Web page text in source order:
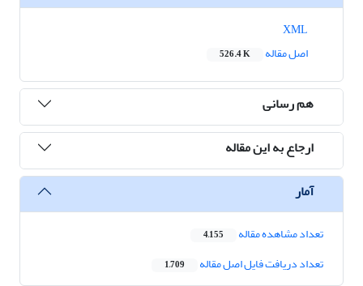
اصل مقاله
526.4 K
هم رسانی
ارجاع به این مقاله
آمار
تعداد مشاهده مقاله 4,155
تعداد دریافت فایل اصل مقاله 1,709